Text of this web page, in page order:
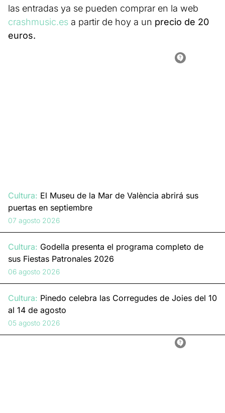
las entradas ya se pueden comprar en la web
crashmusic.es a partir de hoy a un precio de 20
euros.
Cultura: El Museu de la Mar de València abrirá sus
puertas en septiembre
07 agosto 2026
Cultura: Godella presenta el programa completo de
sus Fiestas Patronales 2026
06 agosto 2026
Cultura: Pinedo celebra las Corregudes de Joies del 10
al 14 de agosto
05 agosto 2026